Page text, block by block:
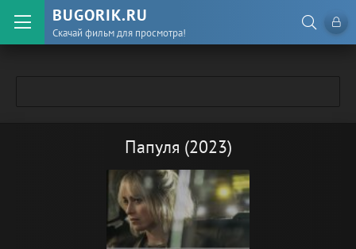
BUGORIK.RU
Скачай фильм для просмотра!
Папуля (2023)